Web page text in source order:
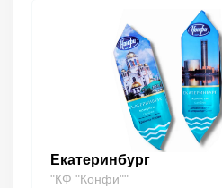
Екатеринбург
"КФ "Конфи""